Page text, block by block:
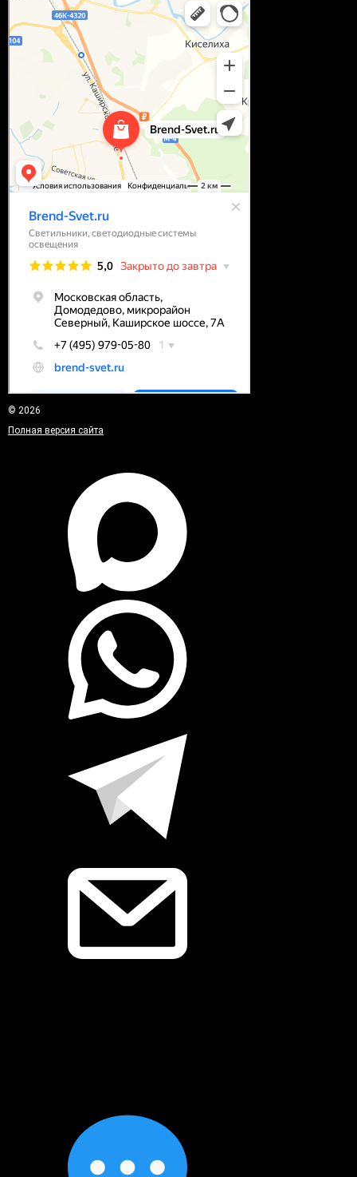
© 2026
Полная версия сайта